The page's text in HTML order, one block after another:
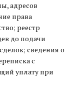
адресов
права
реестр
до подачи
сведения о
с
уплату при